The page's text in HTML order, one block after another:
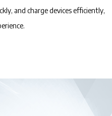
and charge devices efficiently,